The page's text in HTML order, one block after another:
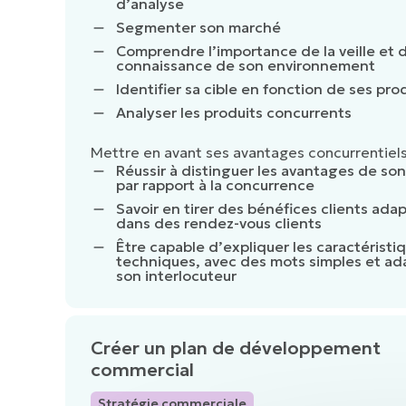
Segmenter son marché
Comprendre l’importance de la veille et
connaissance de son environnement
Identifier sa cible en fonction de ses
Analyser les produits concurrents
Mettre en avant ses avantages
Réussir à distinguer les avantages de
par rapport à la concurrence
Savoir en tirer des bénéfices clients
dans des rendez-vous clients
Être capable d’expliquer les
techniques, avec des mots simples et
son interlocuteur
Créer un plan de développement
commercial